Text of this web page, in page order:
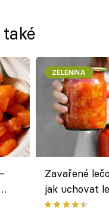
ZELENINA
Zavařené
jak uchovat